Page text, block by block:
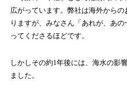
広がっています。弊社は海外から
りますが、みなさん「あれが、あ
ってくださるほどです。
しかしその約1年後には、海水の影
ました。